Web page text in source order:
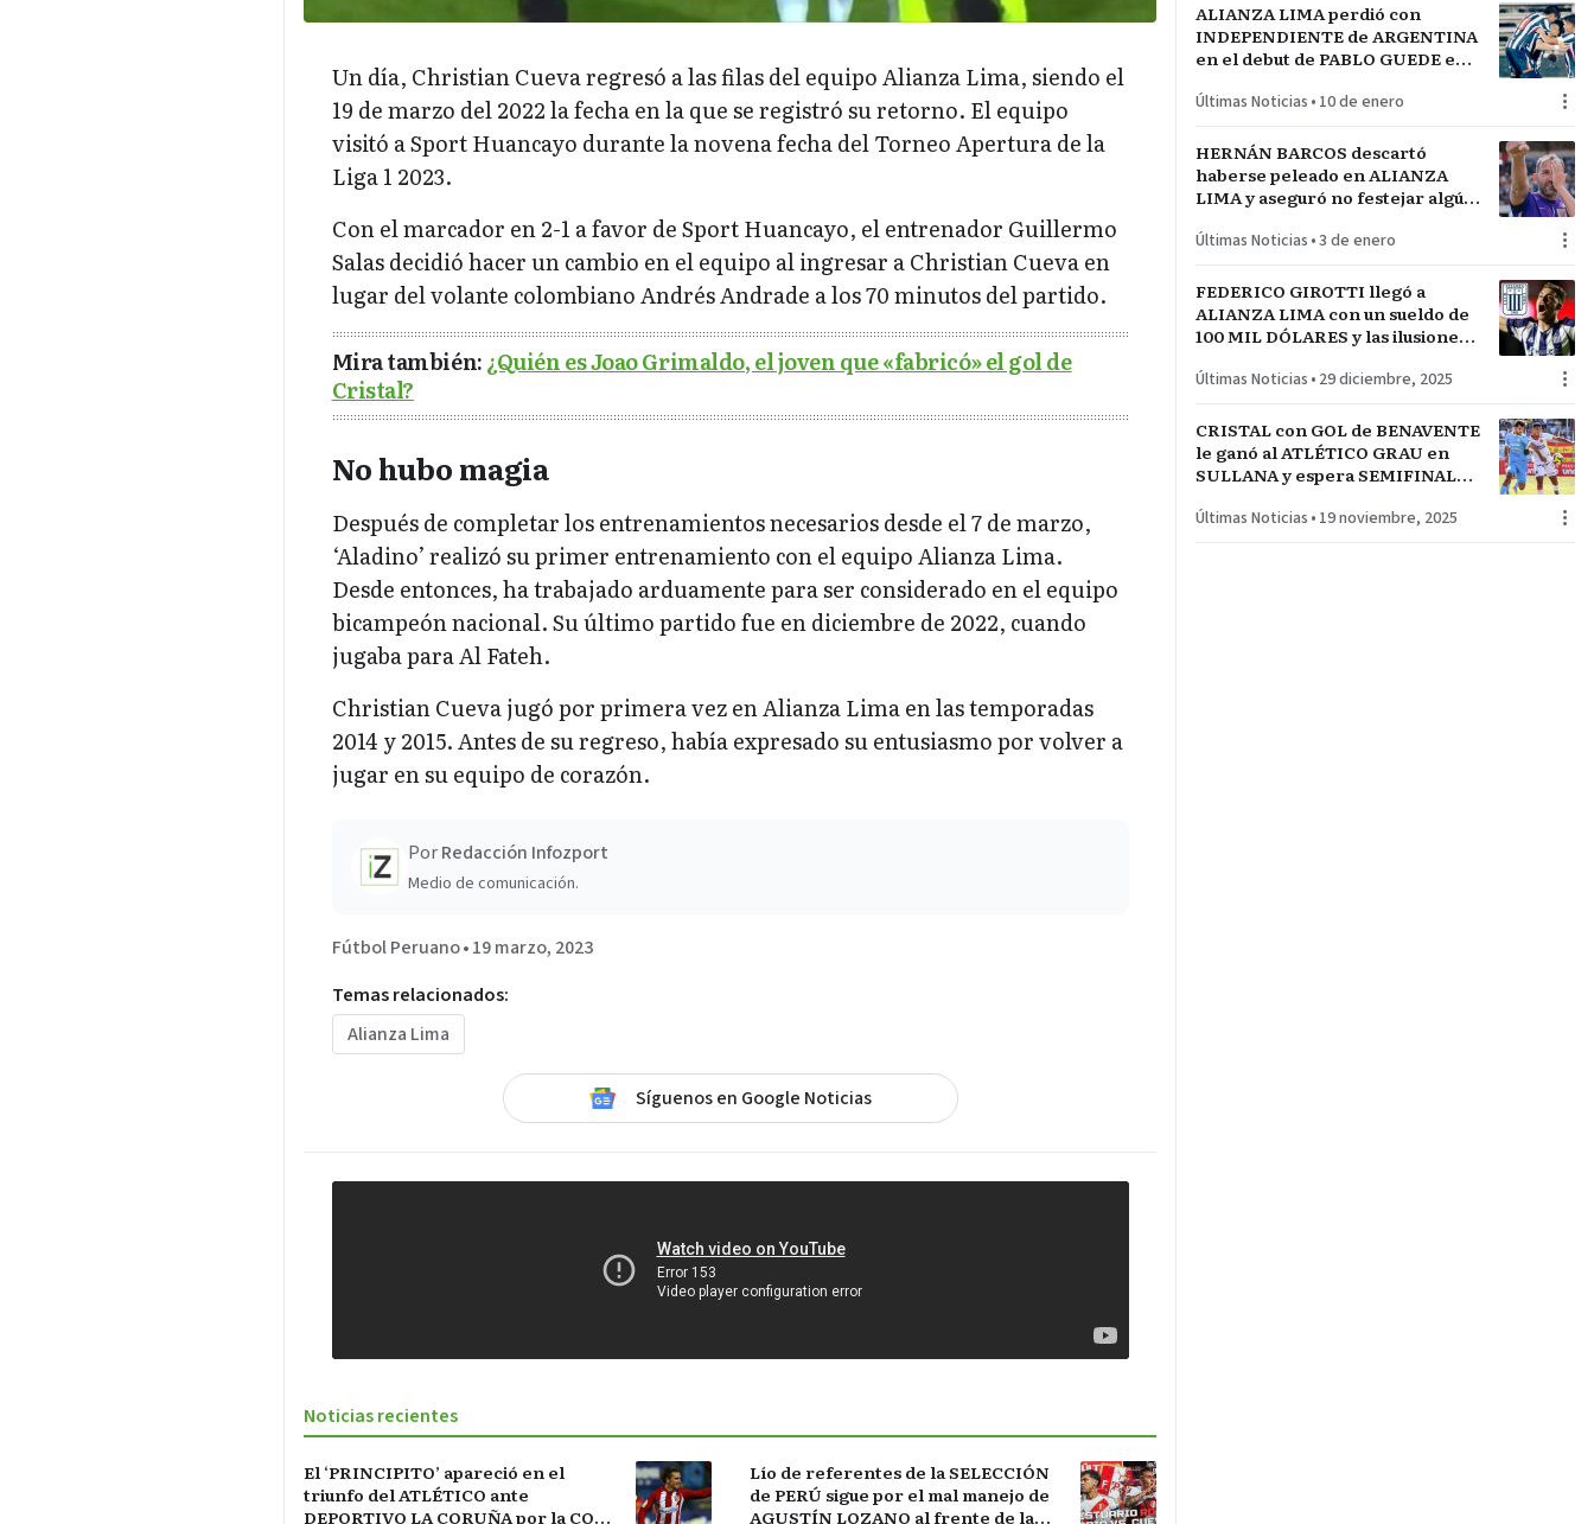
Un día, Christian Cueva regresó a las filas del equipo Alianza Lima, siendo el
19 de marzo del 2022 la fecha en la que se registró su retorno. El equipo
visitó a Sport Huancayo durante la novena fecha del Torneo Apertura de la
Liga 1 2023.
Con el marcador en 2-1 a favor de Sport Huancayo, el entrenador Guillermo
Salas decidió hacer un cambio en el equipo al ingresar a Christian Cueva en
lugar del volante colombiano Andrés Andrade a los 70 minutos del partido.
Mira también:¿Quién es Joao Grimaldo, el joven que «fabricó» el gol de
Cristal?
No hubo magia
Después de completar los entrenamientos necesarios desde el 7 de marzo,
‘Aladino’ realizó su primer entrenamiento con el equipo Alianza Lima.
Desde entonces, ha trabajado arduamente para ser considerado en el equipo
bicampeón nacional. Su último partido fue en diciembre de 2022, cuando
jugaba para Al Fateh.
Christian Cueva jugó por primera vez en Alianza Lima en las temporadas
2014 y 2015. Antes de su regreso, había expresado su entusiasmo por volver a
jugar en su equipo de corazón.
PorRedacción Infozport
Medio de comunicación.
Fútbol Peruano•19 marzo, 2023
Temas relacionados:
Alianza Lima
Síguenos en Google Noticias
Noticias recientes
El ‘PRINCIPITO’ apareció en el
triunfo del ATLÉTICO ante
DEPORTIVO LA CORUÑA por la COPA
Lío de referentes de la SELECCIÓN
de PERÚ sigue por el mal manejo de
AGUSTÍN LOZANO al frente de la
ALIANZA LIMA perdió con
INDEPENDIENTE de ARGENTINA
en el debut de PABLO GUEDE en
URUGUAY
Últimas Noticias • 10 de enero
HERNÁN BARCOS descartó
haberse peleado en ALIANZA
LIMA y aseguró no festejar algún
su nuevo club
Últimas Noticias •3 de enero
FEDERICO GIROTTI llegó a
ALIANZA LIMA con un sueldo de
100 MIL DÓLARES y las ilusiones
Últimas Noticias • 29 diciembre, 2025
CRISTAL con GOL de BENAVENTE
le ganó al ATLÉTICO GRAU en
SULLANA y espera SEMIFINALES
Últimas Noticias • 19 noviembre, 2025